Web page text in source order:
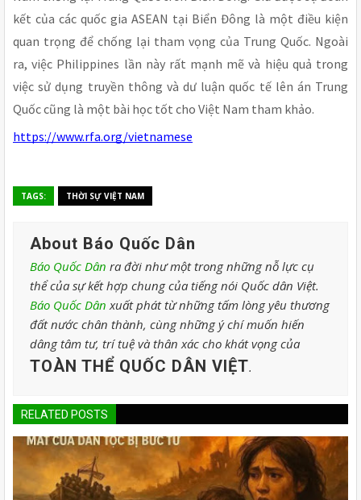
kết của các quốc gia ASEAN tại Biển Đông là một điều kiện
quan trọng để chống lại tham vọng của Trung Quốc. Ngoài
ra, việc Philippines lần này rất mạnh mẽ và hiệu quả trong
việc sử dụng truyền thông và dư luận quốc tế lên án Trung
Quốc cũng là một bài học tốt cho Việt Nam tham khảo.
https://www.rfa.org/vietnamese
TAGS: THỜI SỰ VIỆT NAM
About Báo Quốc Dân
Báo Quốc Dân ra đời như một trong những nỗ lực cụ
thể của sự kết hợp chung của tiếng nói Quốc dân Việt.
Báo Quốc Dân xuất phát từ những tấm lòng yêu thương
đất nước chân thành, cùng những ý chí muốn hiến
dâng tâm tư, trí tuệ và thân xác cho khát vọng của
TOÀN THỂ QUỐC DÂN VIỆT.
RELATED POSTS